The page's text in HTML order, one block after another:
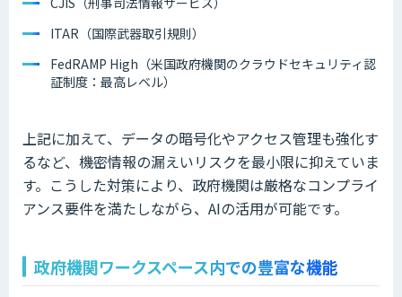
ITAR（国際武器取引規則）
FedRAMP High（米国政府機関のクラウドセキュリティ認
証制度：最高レベル）
上記に加えて、データの暗号化やアクセス管理も強化す
るなど、機密情報の漏えいリスクを最小限に抑えていま
す。こうした対策により、政府機関は厳格なコンプライ
アンス要件を満たしながら、AIの活用が可能です。
政府機関ワークスペース内での豊富な機能